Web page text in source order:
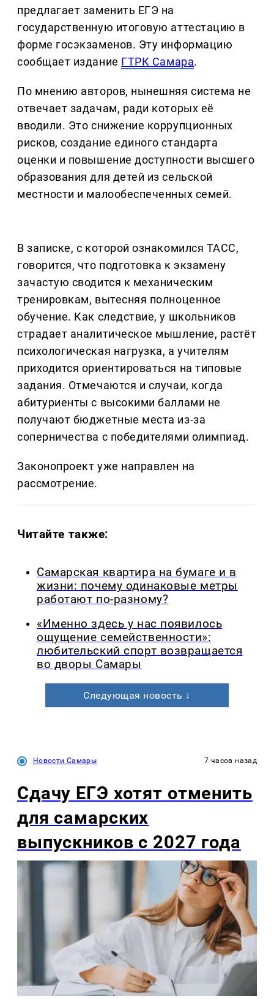
предлагает заменить ЕГЭ на
государственную итоговую аттестацию в
форме госэкзаменов. Эту информацию
сообщает издание ГТРК Самара.
По мнению авторов, нынешняя система не
отвечает задачам, ради которых её
вводили. Это снижение коррупционных
рисков, создание единого стандарта
оценки и повышение доступности высшего
образования для детей из сельской
местности и малообеспеченных семей.
В записке, с которой ознакомился ТАСС,
говорится, что подготовка к экзамену
зачастую сводится к механическим
тренировкам, вытесняя полноценное
обучение. Как следствие, у школьников
страдает аналитическое мышление, растёт
психологическая нагрузка, а учителям
приходится ориентироваться на типовые
задания. Отмечаются и случаи, когда
абитуриенты с высокими баллами не
получают бюджетные места из-за
соперничества с победителями олимпиад.
Законопроект уже направлен на
рассмотрение.
Читайте также:
Самарская квартира на бумаге и в
жизни: почему одинаковые метры
работают по-разному?
«Именно здесь у нас появилось
ощущение семейственности»:
любительский спорт возвращается
во дворы Самары
Следующая новость ↓
Новости Самары 7 часов назад
Сдачу ЕГЭ хотят отменить
для самарских
выпускников с 2027 года